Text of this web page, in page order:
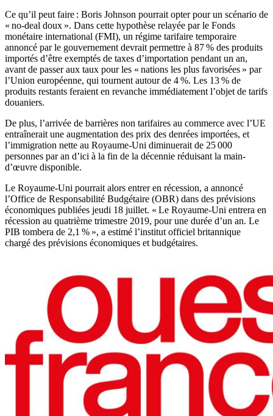
Ce qu’il peut faire : Boris Johnson pourrait opter pour un scénario de
« no-deal doux ». Dans cette hypothèse relayée par le Fonds
monétaire international (FMI), un régime tarifaire temporaire
annoncé par le gouvernement devrait permettre à 87 % des produits
importés d’être exemptés de taxes d’importation pendant un an,
avant de passer aux taux pour les « nations les plus favorisées » par
l’Union européenne, qui tournent autour de 4 %. Les 13 % de
produits restants feraient en revanche immédiatement l’objet de tarifs
douaniers.
De plus, l’arrivée de barrières non tarifaires au commerce avec l’UE
entraînerait une augmentation des prix des denrées importées, et
l’immigration nette au Royaume-Uni diminuerait de 25 000
personnes par an d’ici à la fin de la décennie réduisant la main-
d’œuvre disponible.
Le Royaume-Uni pourrait alors entrer en récession, a annoncé
l’Office de Responsabilité Budgétaire (OBR) dans des prévisions
économiques publiées jeudi 18 juillet. « Le Royaume-Uni entrera en
récession au quatrième trimestre 2019, pour une durée d’un an. Le
PIB tombera de 2,1 % », a estimé l’institut officiel britannique
chargé des prévisions économiques et budgétaires.